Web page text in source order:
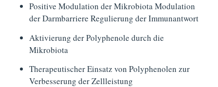
Positive Modulation der Mikrobiota Modulation
der Darmbarriere Regulierung der Immunantwort
Aktivierung der Polyphenole durch die
Mikrobiota
Therapeutischer Einsatz von Polyphenolen zur
Verbesserung der Zellleistung